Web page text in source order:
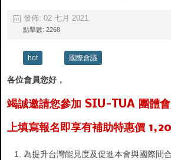
發佈: 02 七月 2021
點擊數: 2268
hot 國際會議
各位會員您好，
竭誠邀請您參加 SIU-TUA 團體
上填寫報名即享有補助特惠價
為提升台灣能見度及促進本會與國際間